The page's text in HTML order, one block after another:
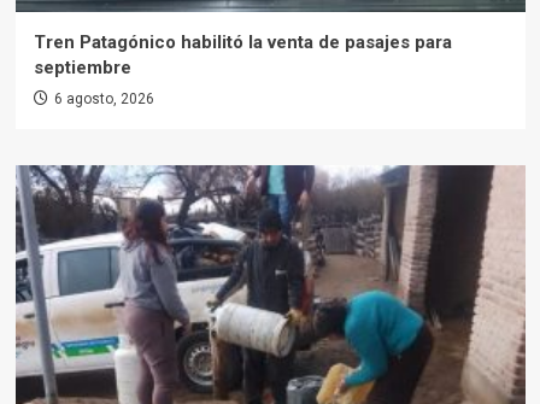
Tren Patagónico habilitó la venta de pasajes para
septiembre
6 agosto, 2026